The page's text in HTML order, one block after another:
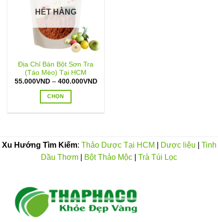
HẾT HÀNG
Địa Chỉ Bán Bột Sơn Tra
(Táo Mèo) Tại HCM
55.000VND – 400.000VNDKhoảng
400.000VND
CHỌN
nhiều
biến
tùy
chọn
có
Xu Hướng Tìm Kiếm: Thảo Dược Tại HCM Dược liệu
Tinh
Dầu Thơm
Bột Thảo Mộc Trà Túi Lọc